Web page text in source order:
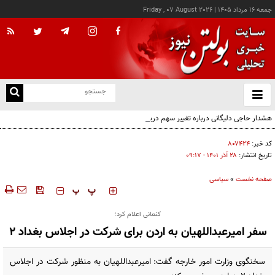
جمعه ۱۶ مرداد ۱۴۰۵ |
Friday , 07 August 2026
باز
و
هشدار حاجی دلیگانی درباره تغییر سهم دریای خزر و مخالفت با واگذاری امتیاز
کد خبر: ۸۰۷۴۲۴
تاریخ انتشار: ۲۸ آذر ۱۴۰۱ - ۰۹:۱۷
صفحه نخست »سیاسی
‍‍‍ پ پ
کنعانی اعلام کرد؛
سفر امیرعبداللهیان به اردن برای شرکت در اجلاس بغداد ۲
سخنگوی وزارت امور خارجه گفت: امیرعبداللهیان به منظور شرکت در اجلاس